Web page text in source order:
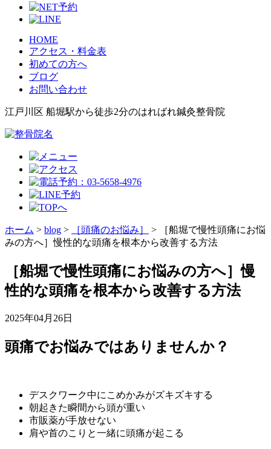
HOME
アクセス・料金表
初めての方へ
ブログ
お問い合わせ
江戸川区 船堀駅から徒歩2分のはればれ鍼灸整骨院
ホーム > blog > ［頭痛のお悩み］ >
［船堀で慢性頭痛にお悩
みの方へ］慢性的な頭痛を根本から改善する方法
［船堀で慢性頭痛にお悩みの方へ］慢
性的な頭痛を根本から改善する方法
2025年04月26日
頭痛でお悩みではありませんか？
デスクワーク中にこめかみがズキズキする
朝起きた瞬間から頭が重い
市販薬が手放せない
肩や首のこりと一緒に頭痛が起こる